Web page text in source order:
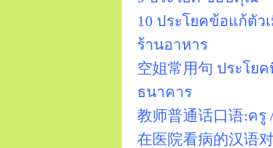
10 ประโยคข้อแก้ตัว
ร้านอาหาร
空姐常用句 ประโ
ธนาคาร
教师普通话口语:ครู
在医院看病的汉语